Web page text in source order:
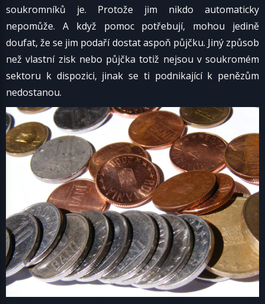
soukromníků je. Protože jim nikdo automaticky
nepomůže. A když pomoc potřebují, mohou jedině
doufat, že se jim podaří dostat aspoň půjčku. Jiný způsob
než vlastní zisk nebo půjčka totiž nejsou v soukromém
sektoru k dispozici, jinak se ti podnikající k penězům
nedostanou.